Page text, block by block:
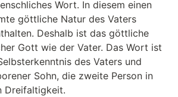
Wort. In diesem einen
göttliche Natur des Vaters
Deshalb ist das göttliche
Gott wie der Vater. Das Wort ist
des Vaters und
Sohn, die zweite Person in
Dreifaltigkeit.